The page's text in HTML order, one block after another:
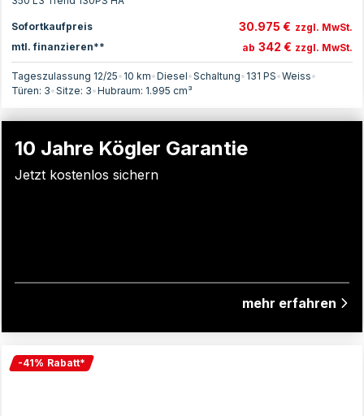
Sofortkaufpreis 30.975 € zzgl. MwSt.
mtl. finanzieren**
ab 342 € zzgl. MwSt.
Tageszulassung 12/25• 10 km•Diesel•Schaltung• 131 PS•Weiss•
Türen: 3•Sitze: 3•Hubraum: 1.995 cm³
10 Jahre Kögler Garantie
Jetzt kostenlos sichern
mehr erfahren
-41% Rabatt*